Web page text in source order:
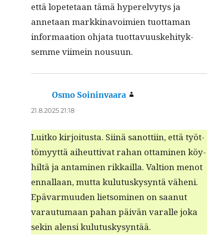
että lopete­taan tämä hyper­elvy­tys ja
annetaan markki­navoimien tuot­ta­man
infor­maa­tion ohja­ta tuot­tavu­uske­hi­tyk­
semme viimein nousuun.
Osmo Soininvaara
21.8.2025 21:18
Luitko kir­joi­tus­ta. Siinä san­ot­ti­in, että työt­
tömyyt­tä aiheut­ti­vat rahan otta­mi­nen köy­
hiltä ja anta­mi­nen rikkail­la. Val­tion menot
ennal­laan, mut­ta kulu­tuskysyn­tä väheni.
Epä­var­muu­den liet­somi­nen on saanut
varautu­maan pahan päivän var­alle joka
sekin alen­si kulutuskysyntää.